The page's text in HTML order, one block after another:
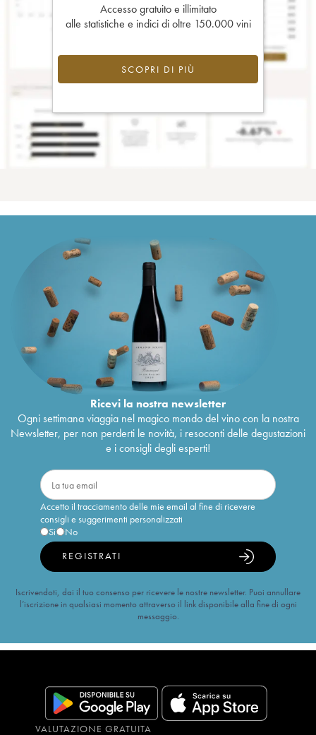
Accesso gratuito e illimitato
alle statistiche e indici di oltre 150.000 vini
SCOPRI DI PIÙ
Ricevi la nostra newsletter
Ogni settimana viaggia nel magico mondo del vino con la nostra
Newsletter, per non perderti le novità, i resoconti delle degustazioni
e i consigli degli esperti!
Accetto il tracciamento delle mie email al fine di ricevere
consigli e suggerimenti personalizzati
Sì
No
REGISTRATI
Iscrivendoti, dai il tuo consenso per ricevere le nostre newsletter. Puoi annullare
l’iscrizione in qualsiasi momento attraverso il link disponibile alla fine di ogni
messaggio.
VALUTAZIONE GRATUITA